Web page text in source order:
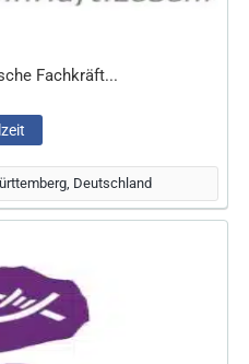
Fachkräft...
Deutschland